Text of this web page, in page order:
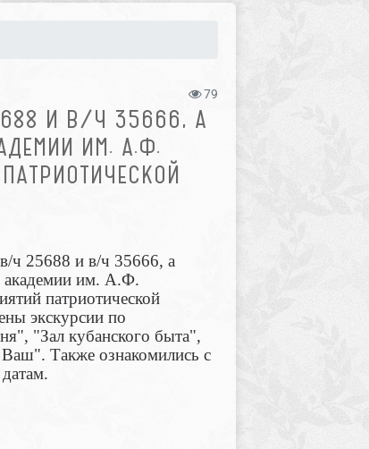
79
И В/Ч 35666, А
ИМ. А.Ф.
ч 25688 и в/ч 35666, а
академии им. А.Ф.
патриотической
экскурсии по
"Зал кубанского быта",
Также ознакомились с